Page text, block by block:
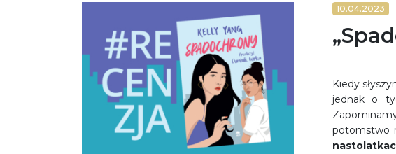
10.04.2023
Kiedy
jednak o
potomstwo